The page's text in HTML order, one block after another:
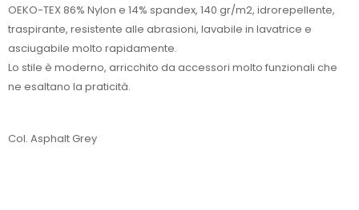
OEKO-TEX 86% Nylon e 14% spandex, 140 gr/m2, idrorepellente,
traspirante, resistente alle abrasioni, lavabile in lavatrice e
asciugabile molto rapidamente.
Lo stile è moderno, arricchito da accessori molto funzionali che
ne esaltano la praticità.
Col. Asphalt Grey